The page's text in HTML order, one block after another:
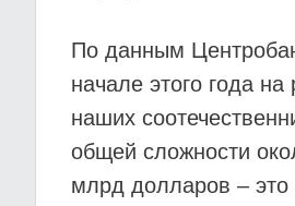
По данным
начале этого года на
наших
общей сложности
млрд долларов – это